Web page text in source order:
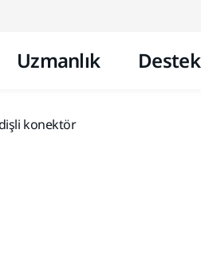
Uzmanlık Destek
konektör